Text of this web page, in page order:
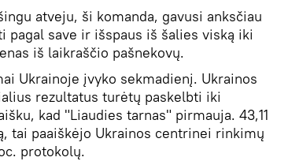
atveju, ši komanda, gavusi anksčiau
pagal save ir išspaus iš šalies viską iki
iš laikraščio pašnekovų.
Ukrainoje įvyko sekmadienį. Ukrainos
rezultatus turėtų paskelbti iki
kad "Liaudies tarnas" pirmauja. 43,11
tai paaiškėjo Ukrainos centrinei rinkimų
protokolų.